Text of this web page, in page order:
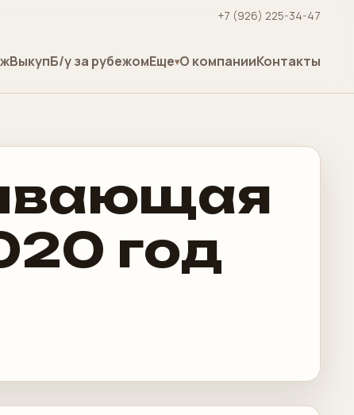
+7 (926) 225-34-47
ВыкупБ/у за рубежомЕще О компанииКонтакты
год